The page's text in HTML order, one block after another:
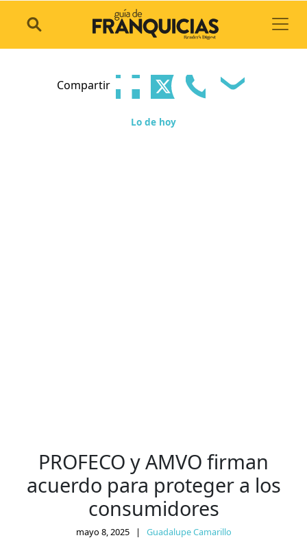
Compartir
Lo de hoy
PROFECO y AMVO firman
acuerdo para proteger a los
consumidores
mayo 8, 2025 | Guadalupe Camarillo